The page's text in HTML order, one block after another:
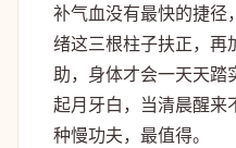
补气血没有最快的捷径
绪这三根柱子扶正，再
助，身体才会一天天踏
起月牙白，当清晨醒来
种慢功夫，最值得。